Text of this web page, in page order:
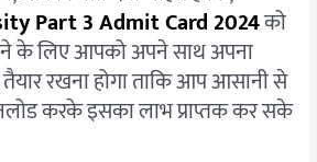
Part 3 Admit Card 2024को
के लिए आपको अपने साथ अपना
रखना होगा ताकि आप आसानी से
करके इसका लाभ प्राप्तक कर सके